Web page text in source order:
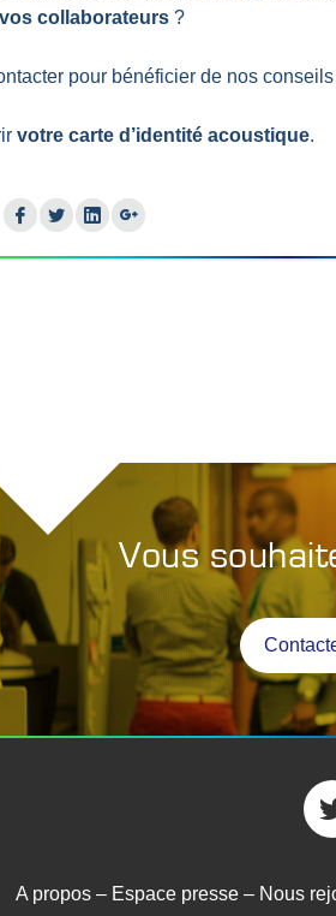
collaborateurs ?
pour bénéficier de nos
votre carte d’identité acoustique.
Vous
A propos– Espace presse– Nous